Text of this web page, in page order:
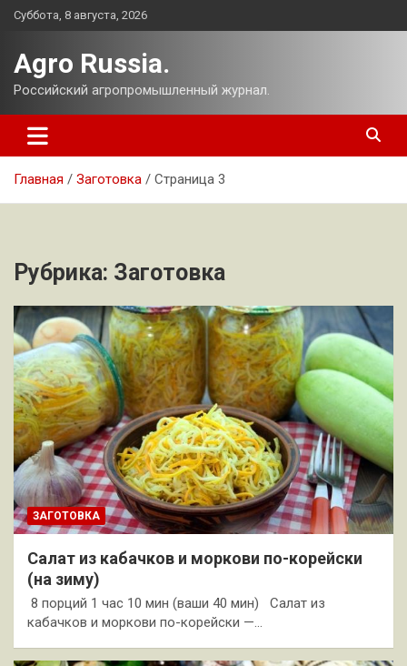
Перейти
Суббота, 8 августа, 2026
Agro Russia.
Российский агропромышленный журнал.
Главная Заготовка Страница 3
Рубрика: Заготовка
ЗАГОТОВКА
Салат из кабачков и моркови по-корейски
(на зиму)
8 порций 1 час 10 мин (ваши 40 мин) Салат из
кабачков и моркови по-корейски —…